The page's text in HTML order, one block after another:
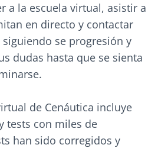
a la escuela virtual, asistir a
en directo y contactar
se progresión y
dudas hasta que se sienta
de Cenáutica incluye
tests con miles de
han sido corregidos y